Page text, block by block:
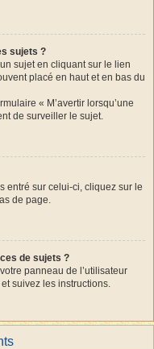
sujets ?
sujet en cliquant sur le lien
placé en haut et en bas du
« M’avertir lorsqu’une
de surveiller le sujet.
entré sur celui-ci, cliquez sur le
de page.
de sujets ?
panneau de l’utilisateur
et suivez les instructions.